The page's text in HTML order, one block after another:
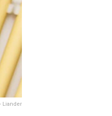
Liander